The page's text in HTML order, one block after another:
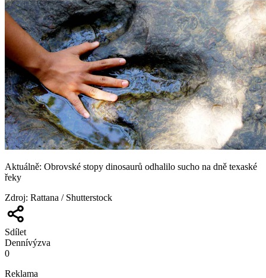
Aktuálně: Obrovské stopy dinosaurů odhalilo sucho na dně texaské
řeky
Zdroj: Rattana / Shutterstock
Sdílet
Dennívýzva
0
Reklama